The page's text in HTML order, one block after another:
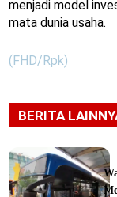
menjadi model
mata dunia usaha.
(FHD/Rpk)
BERITA